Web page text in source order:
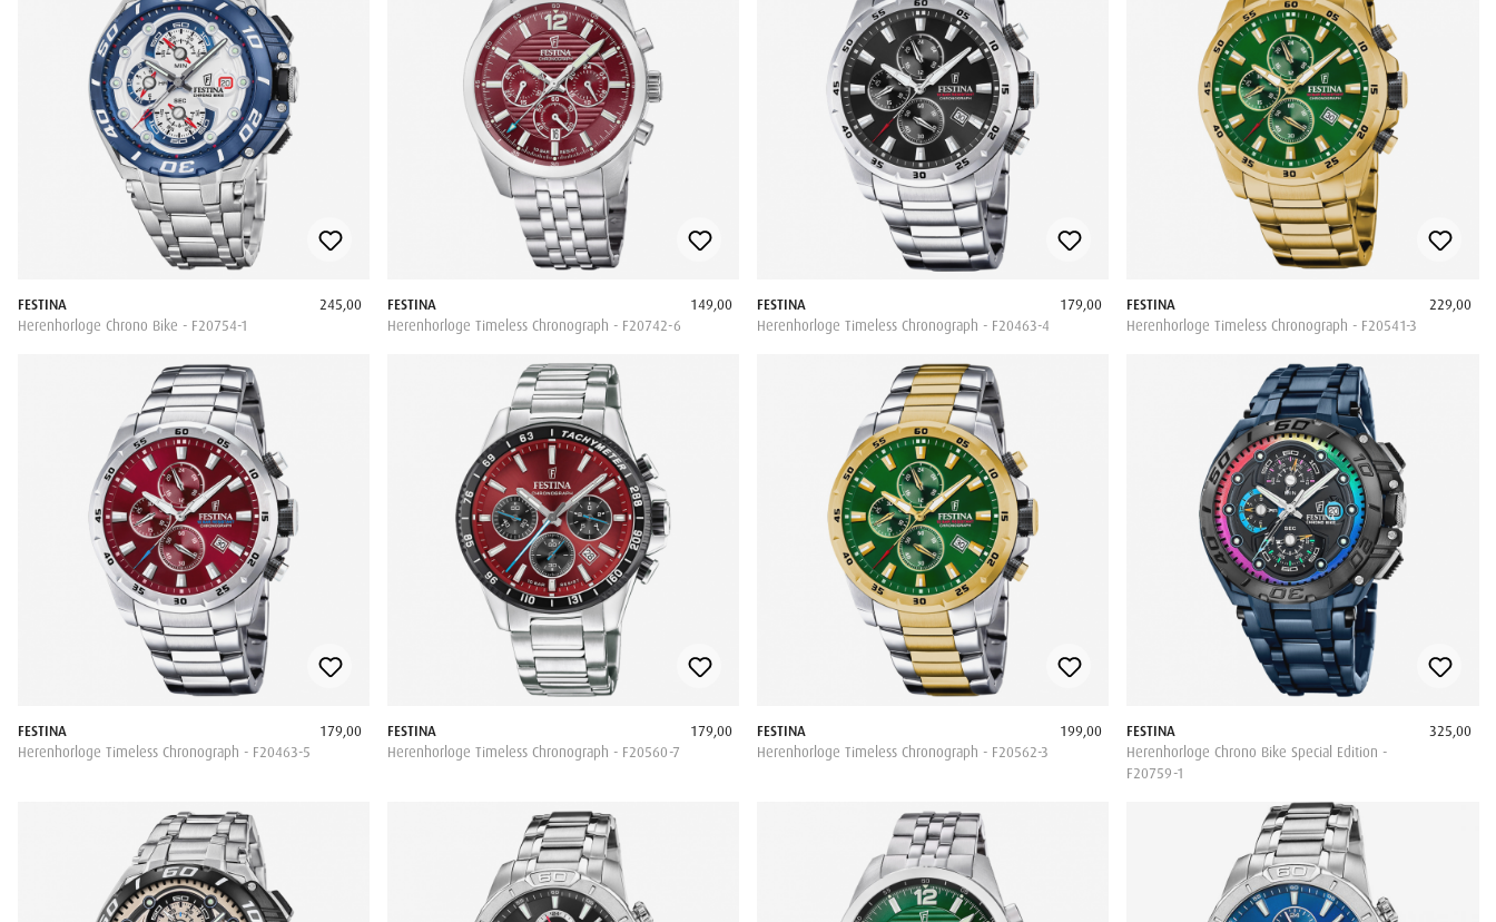
FESTINA
Herenhorloge Chrono Bike - F20754-1
245,00
FESTINA
Herenhorloge Timeless Chronograph - F20742-6
149,00
FESTINA
Herenhorloge Timeless Chronograph - F20463-4
179,00
FESTINA
Herenhorloge Timeless Chronograph - F20541-3
229,00
FESTINA
Herenhorloge Timeless Chronograph - F20463-5
179,00
FESTINA
Herenhorloge Timeless Chronograph - F20560-7
179,00
FESTINA
Herenhorloge Timeless Chronograph - F20562-3
199,00
FESTINA
Herenhorloge Chrono Bike Special Edition -
F20759-1
325,00